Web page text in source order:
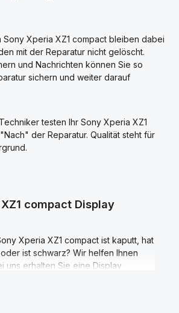
welche überwiegend
entstehen keine langen
Sony Xperia XZ1 compact bleiben dabei
mit der Reparatur nicht gelöscht.
und Nachrichten können Sie so
sichern und weiter darauf
testen Ihr Sony Xperia XZ1
der Reparatur. Qualität steht für
compact Display
Xperia XZ1 compact ist kaputt, hat
ist schwarz? Wir helfen Ihnen
uns erhalten Sie eine Display
wir ausschließlich Original Displays
nur so ist Ihre Sony Xperia XZ1